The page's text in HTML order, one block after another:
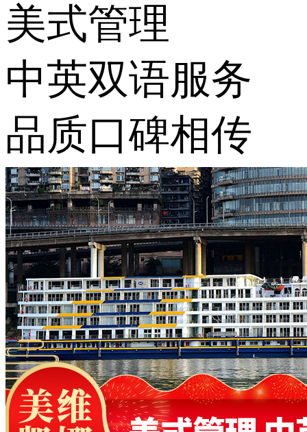
美式管理
中英双语服务
品质口碑相传